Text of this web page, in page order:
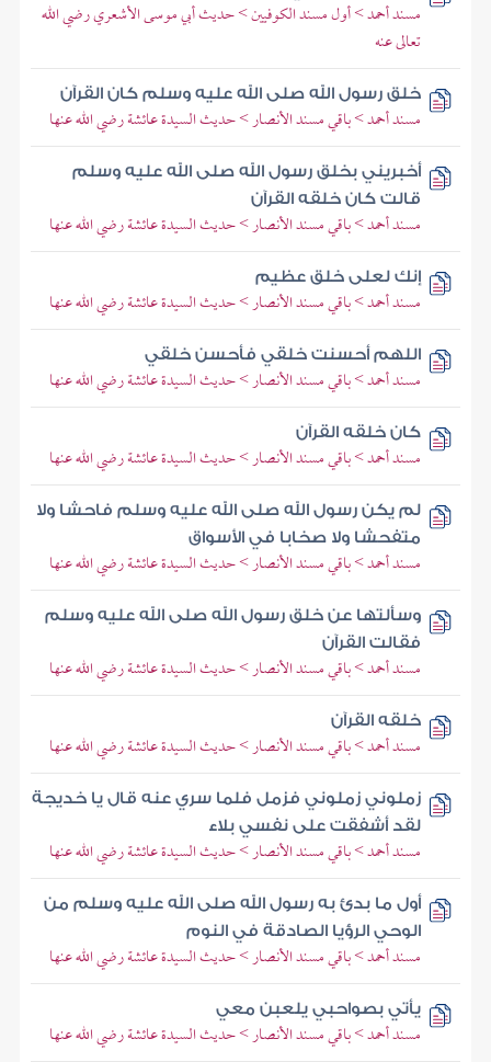
مسند أحمد > أول مسند الكوفيين > حديث أبي موسى الأشعري رضي الله
تعالى عنه
خلق رسول الله صلى الله عليه وسلم كان القرآن
مسند أحمد > باقي مسند الأنصار > حديث السيدة عائشة رضي الله عنها
أخبريني بخلق رسول الله صلى الله عليه وسلم
قالت كان خلقه القرآن
مسند أحمد > باقي مسند الأنصار > حديث السيدة عائشة رضي الله عنها
إنك لعلى خلق عظيم
مسند أحمد > باقي مسند الأنصار > حديث السيدة عائشة رضي الله عنها
اللهم أحسنت خلقي فأحسن خلقي
مسند أحمد > باقي مسند الأنصار > حديث السيدة عائشة رضي الله عنها
كان خلقه القرآن
مسند أحمد > باقي مسند الأنصار > حديث السيدة عائشة رضي الله عنها
لم يكن رسول الله صلى الله عليه وسلم فاحشا ولا
متفحشا ولا صخابا في الأسواق
مسند أحمد > باقي مسند الأنصار > حديث السيدة عائشة رضي الله عنها
وسألتها عن خلق رسول الله صلى الله عليه وسلم
فقالت القرآن
مسند أحمد > باقي مسند الأنصار > حديث السيدة عائشة رضي الله عنها
خلقه القرآن
مسند أحمد > باقي مسند الأنصار > حديث السيدة عائشة رضي الله عنها
زملوني زملوني فزمل فلما سري عنه قال يا خديجة
لقد أشفقت على نفسي بلاء
مسند أحمد > باقي مسند الأنصار > حديث السيدة عائشة رضي الله عنها
أول ما بدئ به رسول الله صلى الله عليه وسلم من
الوحي الرؤيا الصادقة في النوم
مسند أحمد > باقي مسند الأنصار > حديث السيدة عائشة رضي الله عنها
يأتي بصواحبي يلعبن معي
مسند أحمد > باقي مسند الأنصار > حديث السيدة عائشة رضي الله عنها